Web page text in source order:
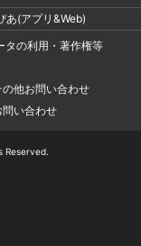
あ(アプリ&Web)
タの利用・著作権等
他お問い合わせ
い合わせ
Reserved.